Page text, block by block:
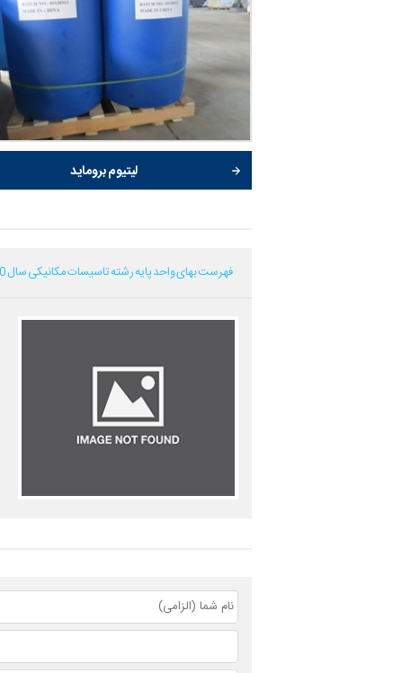
لیتیوم بروماید
فهرست بهای واحد پایه رشته تاسیسات مکانیکی سال 1400...